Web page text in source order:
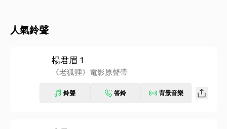
人氣鈴聲
楊君眉 1
《老狐狸》電影原聲帶
鈴聲 答鈴 背景音樂